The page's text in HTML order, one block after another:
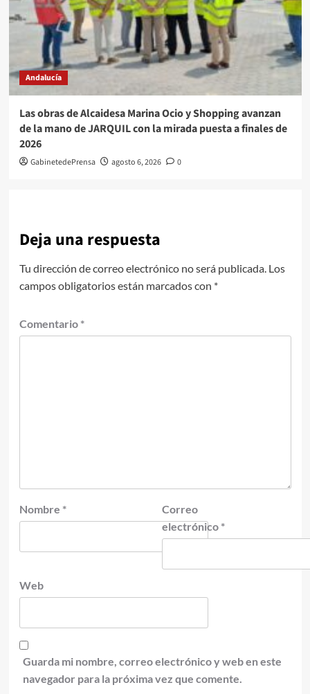
Andalucía
Las obras de Alcaidesa Marina Ocio y Shopping avanzan
de la mano de JARQUIL con la mirada puesta a finales de
2026
GabinetedePrensa agosto 6, 2026 0
Deja una respuesta
Tu dirección de correo electrónico no será publicada. Los
campos obligatorios están marcados con *
Comentario *
Nombre *
Correo
electrónico *
Web
Guarda mi nombre, correo electrónico y web en este
navegador para la próxima vez que comente.